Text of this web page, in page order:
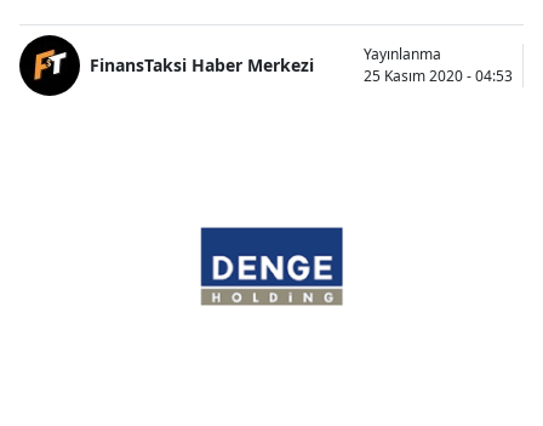
FinansTaksi Haber Merkezi
Yayınlanma
25 Kasım 2020 - 04:53